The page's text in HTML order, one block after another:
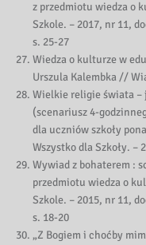
z przedmiotu wiedza o
Szkole. – 2017, nr 11,
s. 25-27
Wiedza o kulturze w
Urszula Kalembka //
Wielkie religie świata –
(scenariusz 4-
dla uczniów szkoły
Wszystko dla Szkoły. –
Wywiad z bohaterem :
przedmiotu wiedza o
Szkole. – 2015, nr 11,
s. 18-20
„Z Bogiem i choćby